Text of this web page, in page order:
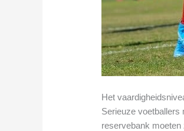
Het
Serieuze voetballers
reservebank